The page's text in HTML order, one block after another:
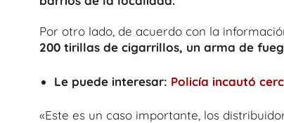
Por otro lado, de acuerdo con la
200 tirillas de cigarrillos, un arma de
Le puede interesar: Policía incautó
«Este es un caso importante, los